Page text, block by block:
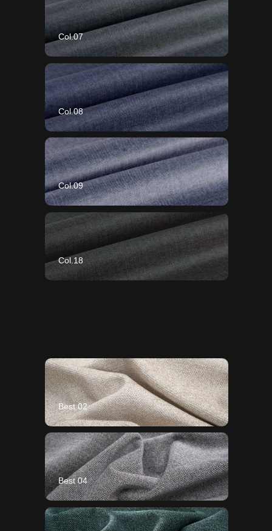
Col.07
Col.08
Col.09
Col.18
Best 02
Best 04